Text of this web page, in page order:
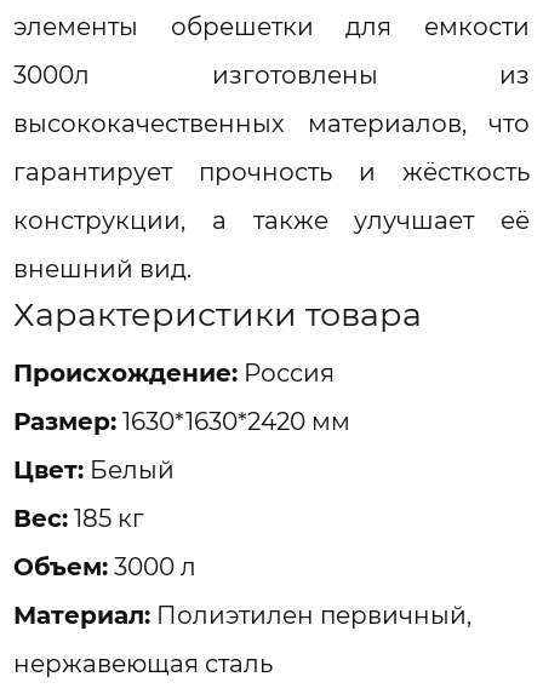
элементы обрешетки для емкости
3000л изготовлены из
высококачественных материалов, что
гарантирует прочность и жёсткость
конструкции, а также улучшает её
внешний вид.
Характеристики товара
Проиcхождение: Россия
Размер: 1630*1630*2420 мм
Цвет: Белый
Вес: 185 кг
Объем: 3000 л
Материал: Полиэтилен первичный,
нержавеющая сталь